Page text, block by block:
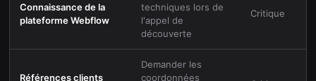
Connaissance de la
plateforme Webflow
techniques lors de
l'appel de
découverte
Critique
Références clients
Demander les
coordonnées